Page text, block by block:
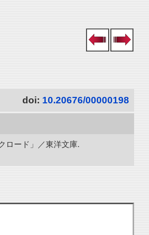
doi: 10.20676/00000198
ロード」／東洋文庫.